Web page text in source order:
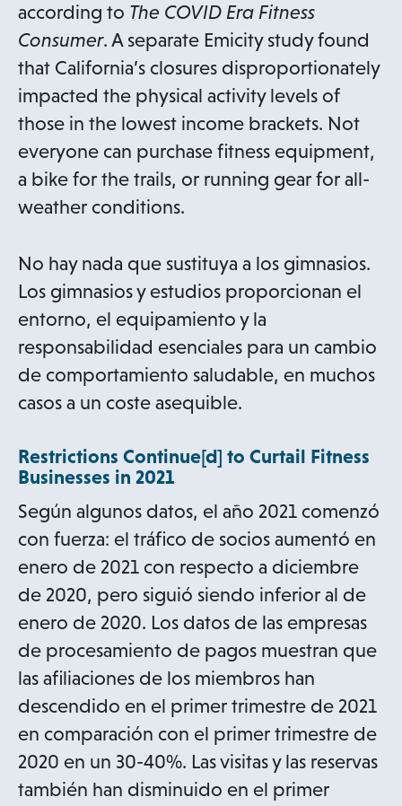
according to The COVID Era Fitness
Consumer. A separate Emicity study found
that California’s closures disproportionately
impacted the physical activity levels of
those in the lowest income brackets. Not
everyone can purchase fitness equipment,
a bike for the trails, or running gear for all-
weather conditions.
No hay nada que sustituya a los gimnasios.
Los gimnasios y estudios proporcionan el
entorno, el equipamiento y la
responsabilidad esenciales para un cambio
de comportamiento saludable, en muchos
casos a un coste asequible.
Restrictions Continue[d] to Curtail Fitness
Businesses in 2021
Según algunos datos, el año 2021 comenzó
con fuerza: el tráfico de socios aumentó en
enero de 2021 con respecto a diciembre
de 2020, pero siguió siendo inferior al de
enero de 2020. Los datos de las empresas
de procesamiento de pagos muestran que
las afiliaciones de los miembros han
descendido en el primer trimestre de 2021
en comparación con el primer trimestre de
2020 en un 30-40%. Las visitas y las reservas
también han disminuido en el primer